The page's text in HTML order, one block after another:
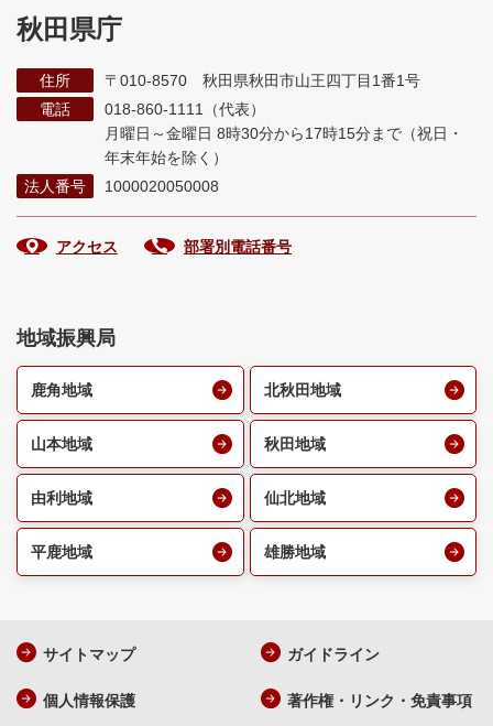
秋田県庁
住所
〒010-8570 秋田県秋田市山王四丁目1番1号
電話
018-860-1111（代表）
月曜日～金曜日 8時30分から17時15分まで （祝日・
年末年始を除く）
法人番号
1000020050008
アクセス 部署別電話番号
地域振興局
鹿角地域 北秋田地域
山本地域 秋田地域
由利地域 仙北地域
平鹿地域 雄勝地域
サイトマップ ガイドライン
個人情報保護 著作権・リンク・免責事項